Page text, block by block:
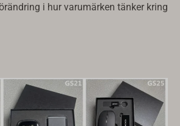
i hur varumärken tänker kring